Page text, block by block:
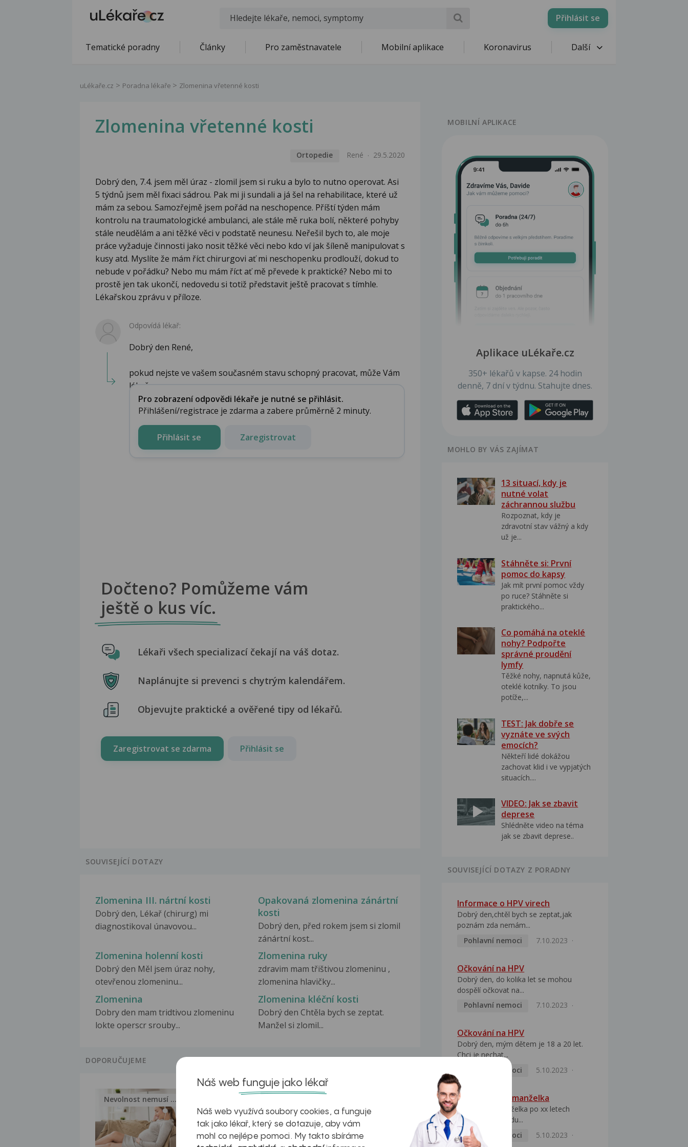
Přihlásit se
Tematické poradny Články Pro zaměstnavatele Mobilní aplikace Koronavirus Další
uLékaře.cz Poradna lékaře Zlomenina vřetenné kosti
Zlomenina vřetenné kosti
Ortopedie René 29.5.2020
Dobrý den, 7.4. jsem měl úraz - zlomil jsem si ruku a bylo to nutno operovat. Asi
5 týdnů jsem měl fixaci sádrou. Pak mi ji sundali a já šel na rehabilitace, které už
mám za sebou. Samozřejmě jsem pořád na neschopence. Příští týden mám
kontrolu na traumatologické ambulanci, ale stále mě ruka bolí, některé pohyby
stále neudělám a ani těžké věci v podstatě neunesu. Neřešil bych to, ale moje
práce vyžaduje činnosti jako nosit těžké věci nebo kdo ví jak šíleně manipulovat s
kusy atd. Myslíte že mám říct chirurgovi ať mi neschopenku prodlouží, dokud to
nebude v pořádku? Nebo mu mám říct ať mě převede k praktické? Nebo mi to
prostě jen tak ukončí, nedovedu si totiž představit ještě pracovat s tímhle.
Lékařskou zprávu v příloze.
Odpovídá lékař:
Dobrý den René,
pokud nejste ve vašem současném stavu schopný pracovat, může Vám
lékař...
Pro zobrazení odpovědi lékaře je nutné se přihlásit.
Přihlášení/registrace je zdarma a zabere průměrně 2 minuty.
Přihlásit se Zaregistrovat
Dočteno? Pomůžeme vám
ještě o kus víc.
Lékaři všech specializací čekají na váš dotaz.
Naplánujte si prevenci s chytrým kalendářem.
Objevujte praktické a ověřené tipy od lékařů.
Zaregistrovat se zdarma Přihlásit se
SOUVISEJÍCÍ DOTAZY
Zlomenina III. nártní kosti
Dobrý den, Lékař (chirurg) mi
diagnostikoval únavovou...
Opakovaná zlomenina zánártní
kosti
Dobrý den, před rokem jsem si zlomil
zánártní kost...
Zlomenina holenní kosti
Dobrý den Měl jsem úraz nohy,
otevřenou zlomeninu...
Zlomenina ruky
zdravim mam třištivou zlomeninu ,
zlomenina hlavičky...
Zlomenina
Dobry den mam tridtivou zlomeninu
lokte operscr srouby...
Zlomenina kléční kosti
Dobrý den Chtěla bych se zeptat.
Manžel si zlomil...
DOPORUČUJEME
Nevolnost nemusí být nutnou...
MOBILNÍ APLIKACE
Aplikace uLékaře.cz
350+ lékařů v kapse. 24 hodin
denně, 7 dní v týdnu. Stahujte dnes.
MOHLO BY VÁS ZAJÍMAT
13 situací, kdy je
nutné volat
záchrannou službu
Rozpoznat, kdy je
zdravotní stav vážný a kdy
už je...
Stáhněte si: První
pomoc do kapsy
Jak mít první pomoc vždy
po ruce? Stáhněte si
praktického...
Co pomáhá na oteklé
nohy? Podpořte
správné proudění
lymfy
Těžké nohy, napnutá kůže,
oteklé kotníky. To jsou
potíže,...
TEST: Jak dobře se
vyznáte ve svých
emocích?
Někteří lidé dokážou
zachovat klid i ve vypjatých
situacích....
VIDEO: Jak se zbavit
deprese
Shlédněte video na téma
jak se zbavit deprese..
SOUVISEJÍCÍ DOTAZY Z PORADNY
Informace o HPV virech
Dobrý den,chtěl bych se zeptat,jak
poznám zda nemám...
Pohlavní nemoci
7.10.2023
Očkování na HPV
Dobrý den, do kolika let se mohou
dospělí očkovat na...
Pohlavní nemoci
7.10.2023
Očkování na HPV
Dobrý den, mým dětem je 18 a 20 let.
Chci je nechat...
Pohlavní nemoci
5.10.2023
HPV pozitivní manželka
Dobrý den, manželka po xx letech
přivezla z Východu...
Pohlavní nemoci
5.10.2023
Náš web funguje jako lékař
Náš web využívá soubory cookies, a funguje
tak jako lékař, který se dotazuje, aby vám
mohl co nejlépe pomoci. My takto sbíráme